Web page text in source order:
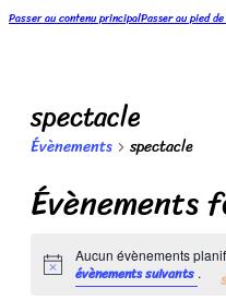
Passer au contenu principalPasser au pied
spectacle
Évènements spectacle
Évènements
Notice
Aucun évènements
évènements suivants .